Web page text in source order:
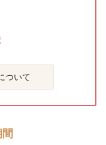
ついて